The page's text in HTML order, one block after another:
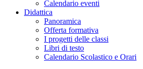
Calendario eventi
Didattica
Panoramica
Offerta formativa
I progetti delle classi
Libri di testo
Calendario Scolastico e Orari